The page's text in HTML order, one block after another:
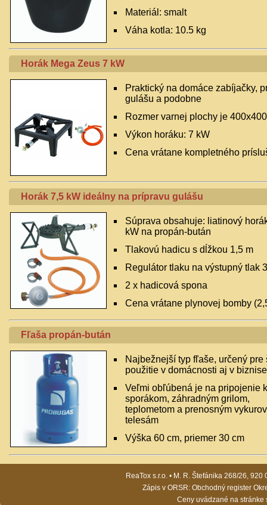
Materiál: smalt
Váha kotla: 10.5 kg
Horák Mega Zeus 7 kW
Praktický na domáce zabíjačky,
gulášu a podobne
Rozmer varnej plochy je 400x400
Výkon horáku: 7 kW
Cena vrátane kompletného
Horák 7,5 kW ideálny na prípravu gulášu
Súprava obsahuje: liatinový
kW na propán-bután
Tlakovú hadicu s dĺžkou 1,5 m
Regulátor tlaku na výstupný tlak
2 x hadicová spona
Cena vrátane plynovej bomby
Fľaša propán-bután
Najbežnejší typ fľaše, určený pre
použitie v domácnosti aj v biznise
Veľmi obľúbená je na pripojenie k
sporákom, záhradným grilom,
teplometom a prenosným
telesám
Výška 60 cm, priemer 30 cm
ReaTox s.r.o. • M. R. Štefánika 268/26,
Zápis v ORSR: Obchodný register
Ceny uvádzané na stránke